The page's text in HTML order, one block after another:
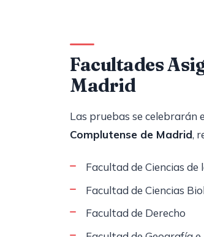
Facultades
Madrid
Las pruebas se celebrarán
Complutense de Madrid,
Facultad de Ciencias
Facultad de Ciencias
Facultad de Derecho